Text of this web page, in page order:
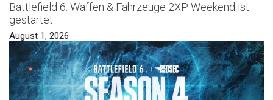
Battlefield 6: Waffen & Fahrzeuge 2XP Weekend ist
gestartet
August 1, 2026